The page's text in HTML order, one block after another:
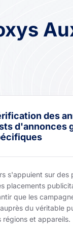
des
d'annonces
s'appuient sur des
placements
que les
du véritable
régions et appareils.